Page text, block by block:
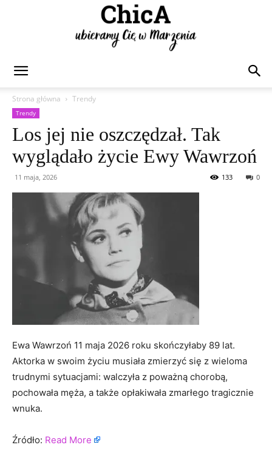
Strona główna
Trendy
Trendy
Los jej nie oszczędzał. Tak
wyglądało życie Ewy Wawrzoń
11 maja, 2026 0
133
Ewa Wawrzoń 11 maja 2026 roku skończyłaby 89 lat.
Aktorka w swoim życiu musiała zmierzyć się z wieloma
trudnymi sytuacjami: walczyła z poważną chorobą,
pochowała męża, a także opłakiwała zmarłego tragicznie
wnuka.
Źródło: Read More